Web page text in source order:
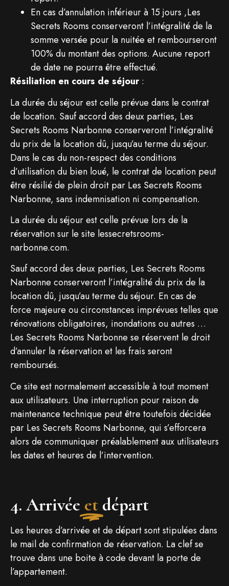
En cas d’annulation inférieur à 15 jours ,Les
Secrets Rooms conserveront l’intégralité de la
somme versée pour la nuitée et rembourseront
100% du montant des options. Aucune report
de date ne pourra être effectué.
Résiliation en cours de séjour:
La durée du séjour est celle prévue dans le contrat
de location. Sauf accord des deux parties, Les
Secrets Rooms Narbonne conserveront l’intégralité
du prix de la location dû, jusqu’au terme du séjour.
Dans le cas du non-respect des conditions
d’utilisation du bien loué, le contrat de location peut
être résilié de plein droit par Les Secrets Rooms
Narbonne, sans indemnisation ni compensation.
La durée du séjour est celle prévue lors de la
réservation sur le site lessecretsrooms-
narbonne.com.
Sauf accord des deux parties, Les Secrets Rooms
Narbonne conserveront l’intégralité du prix de la
location dû, jusqu’au terme du séjour. En cas de
force majeure ou circonstances imprévues telles que
rénovations obligatoires, inondations ou autres …
Les Secrets Rooms Narbonne se réservent le droit
d’annuler la réservation et les frais seront
remboursés.
Ce site est normalement accessible à tout moment
aux utilisateurs. Une interruption pour raison de
maintenance technique peut être toutefois décidée
par Les Secrets Rooms Narbonne, qui s’efforcera
alors de communiquer préalablement aux utilisateurs
les dates et heures de l’intervention.
4. Arrivée et départ
Les heures d’arrivée et de départ sont stipulées dans
le mail de confirmation de réservation. La clef se
trouve dans une boite à code devant la porte de
l’appartement.